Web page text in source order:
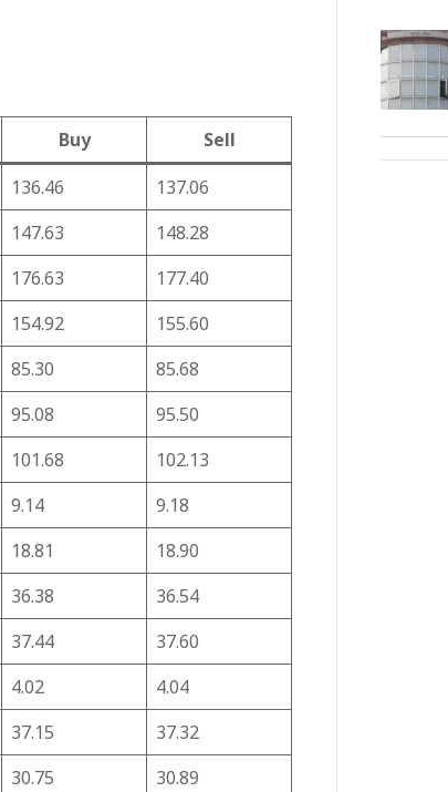
Buy
Sell
136.46
137.06
147.63
148.28
176.63
177.40
154.92
155.60
85.30
85.68
95.08
95.50
101.68
102.13
9.14
9.18
18.81
18.90
36.38
36.54
37.44
37.60
4.02
4.04
37.15
37.32
30.75
30.89